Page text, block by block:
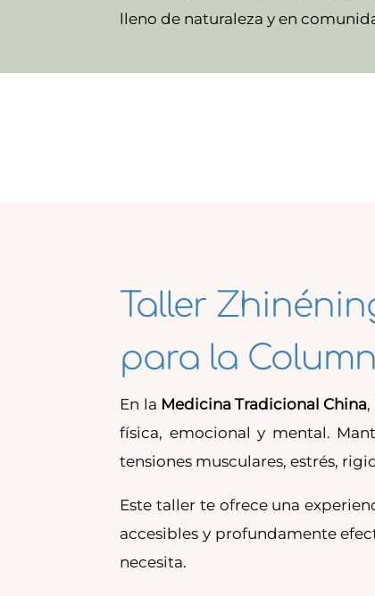
lleno de naturaleza y en
Taller
para la
En la Medicina Tradicional China
física, emocional y mental.
tensiones musculares, estrés,
Este taller te ofrece una
accesibles y profundamente
necesita.